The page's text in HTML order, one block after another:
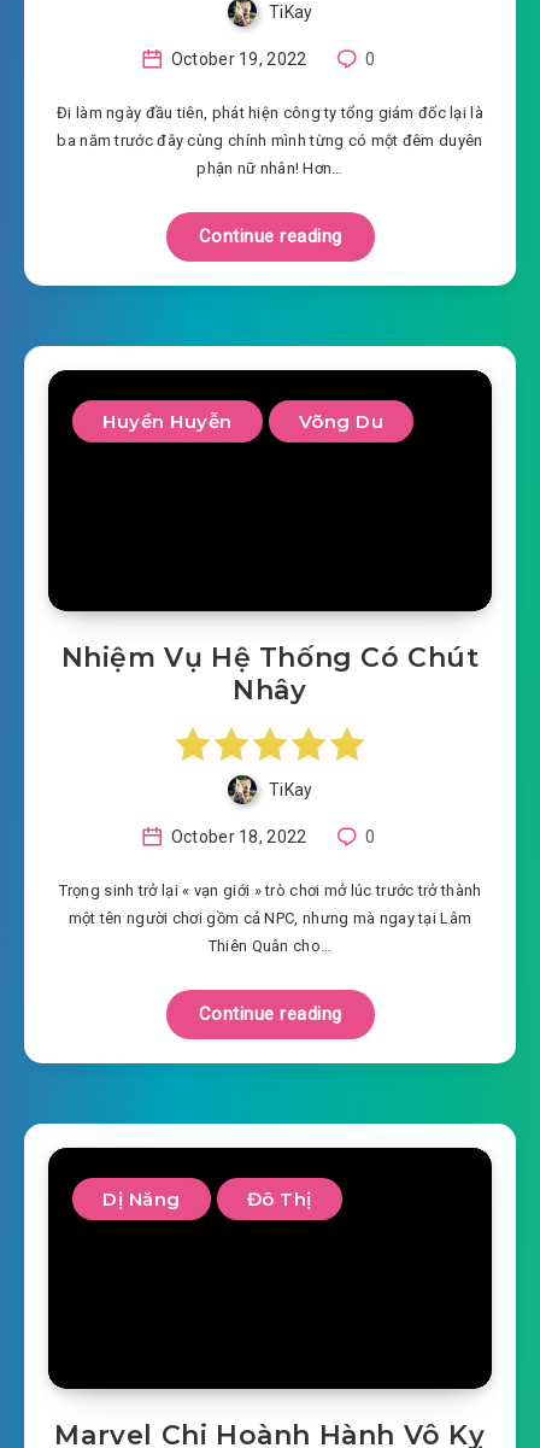
TiKay
October 19, 2022 0
Đi làm ngày đầu tiên, phát hiện công ty tổng giám đốc lại là
ba năm trước đây cùng chính mình từng có một đêm duyên
phận nữ nhân! Hơn…
Continue reading
Huyền Huyễn Võng Du
Nhiệm Vụ Hệ Thống Có Chút
Nhây
TiKay
October 18, 2022 0
Trọng sinh trở lại « vạn giới » trò chơi mở lúc trước trở thành
một tên người chơi gồm cả NPC, nhưng mà ngay tại Lâm
Thiên Quân cho…
Continue reading
Dị Năng Đô Thị
Marvel Chi Hoành Hành Vô Kỵ